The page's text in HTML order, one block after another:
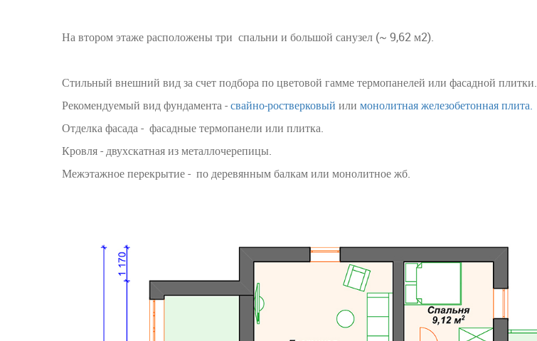
На втором этаже расположены три спальни и большой санузел (~ 9,62 м2).
Стильный внешний вид за счет подбора по цветовой гамме термопанелей или фасадной плитки.
Рекомендуемый вид фундамента -свайно-ростверковый или монолитная железобетонная плита.
Отделка фасада - фасадные термопанели или плитка.
Кровля - двухскатная из металлочерепицы.
Межэтажное перекрытие - по деревянным балкам или монолитное жб.